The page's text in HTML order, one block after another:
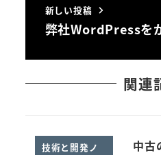
新しい投稿
弊社WordPressを
関連
技術と開発ノ
中古